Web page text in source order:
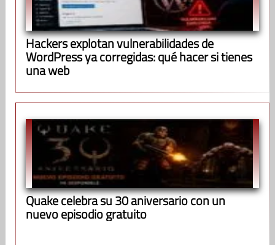
Hackers explotan vulnerabilidades de
WordPress ya corregidas: qué hacer si tienes
una web
Quake celebra su 30 aniversario con un
nuevo episodio gratuito